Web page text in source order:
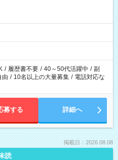
/ 履歴書不要 / 40～50代活躍中 / 副
由 / 10名以上の大量募集 / 電話対応な
募する 詳細へ
掲載日：2026.08.08
読